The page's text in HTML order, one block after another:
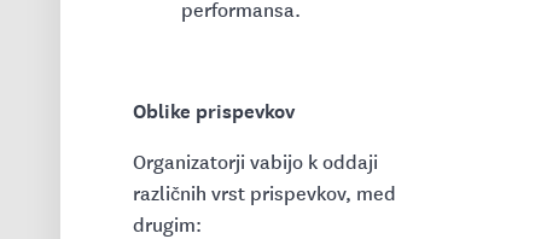
performansa.
Oblike prispevkov
Organizatorji vabijo k oddaji
različnih vrst prispevkov, med
drugim: